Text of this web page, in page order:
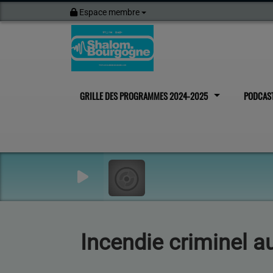
Espace membre
GRILLE DES PROGRAMMES 2024-2025
Incendie criminel